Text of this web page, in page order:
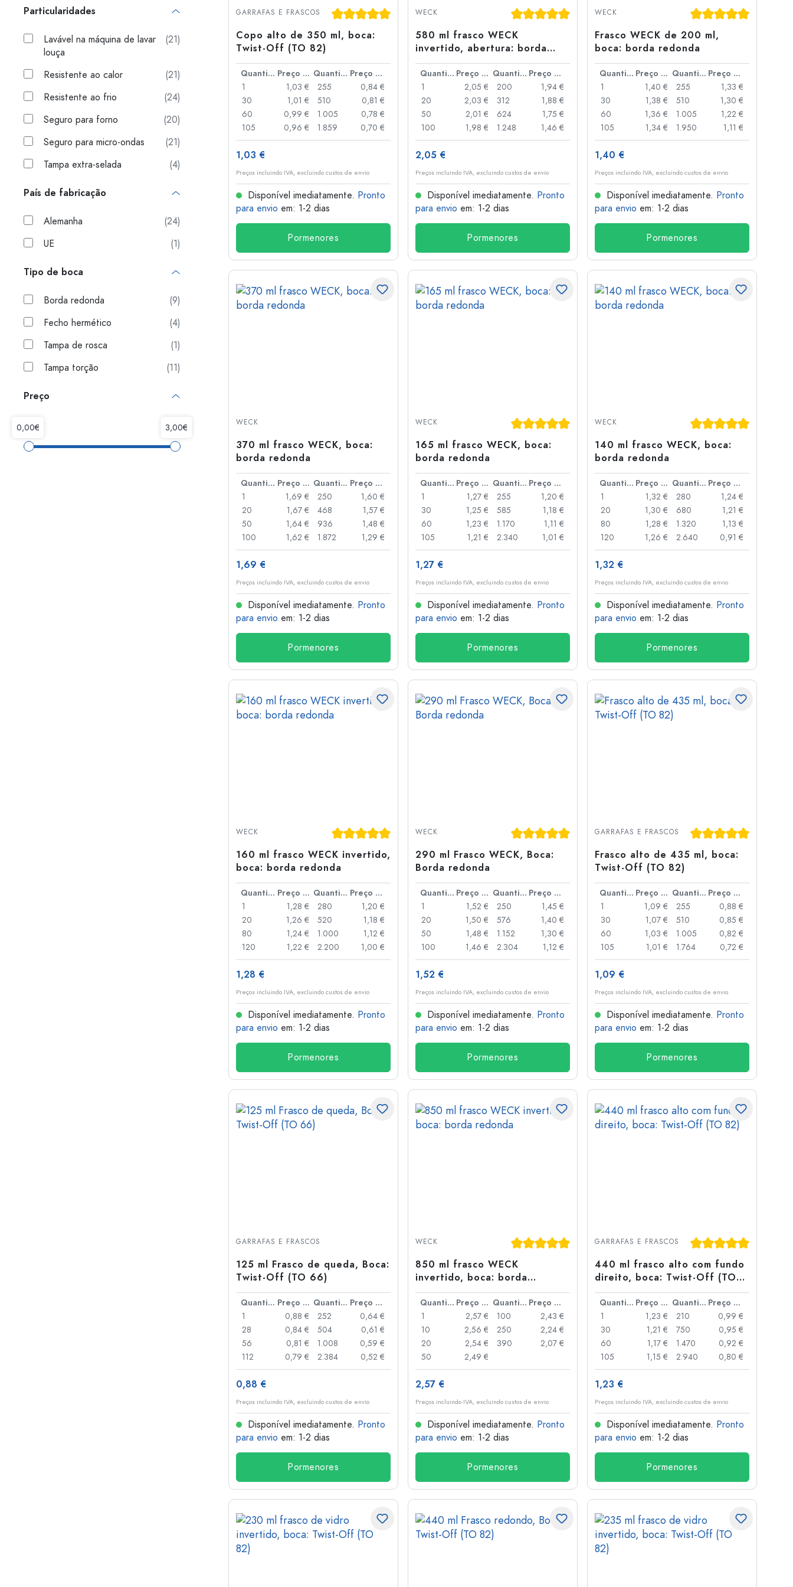
Garrafas de plastico
Garrafas de alumínio
Particularidades
Lavável na máquina de lavar
louça
(21)
Resistente ao calor
(21)
Resistente ao frio
(24)
Seguro para forno
(20)
Seguro para micro-ondas
(21)
Tampa extra-selada
(4)
País de fabricação
Alemanha
(24)
UE
(1)
Tipo de boca
Borda redonda
(9)
Fecho hermético
(4)
Tampa de rosca
(1)
Tampa torção
(11)
Preço
Classificação média de 5 de 5 estrelas
GARRAFAS E FRASCOS
Copo alto de 350 ml, boca:
Twist-Off (TO 82)
Quantidade Preço por peça Quantidade
Preço por peça
1
1,03 €
30
1,01 €
60
0,99 €
105
0,96 €
255
0,84 €
510
0,81 €
1.005
0,78 €
1.859
0,70 €
1,03 €
Preços incluindo IVA, excluindo custos de envio
Disponível imediatamente. Pronto
para envio em: 1-2 dias
Pormenores
Classificação média de 5 de 5 estrelas
WECK
580 ml frasco WECK
invertido, abertura: borda
redonda
Quantidade Preço por peça Quantidade
Preço por peça
1
2,05 €
20
2,03 €
50
2,01 €
100
1,98 €
200
1,94 €
312
1,88 €
624
1,75 €
1.248
1,46 €
2,05 €
Preços incluindo IVA, excluindo custos de envio
Disponível imediatamente. Pronto
para envio em: 1-2 dias
Pormenores
Classificação média
WECK
Frasco WECK de 200 ml,
boca: borda redonda
Quantidade Preço por peça Quantidade
Preço por peça
1
1,40 €
30
1,38 €
60
1,36 €
105
1,34 €
255
1,33 €
510
1,30 €
1.005
1,22 €
1.950
1,11 €
1,40 €
Preços incluindo IVA, excluindo custos de envio
Disponível imediatamente. Pronto
para envio em: 1-2 dias
Pormenores
WECK
370 ml frasco WECK, boca:
borda redonda
Quantidade Preço por peça Quantidade
Preço por peça
1
1,69 €
20
1,67 €
50
1,64 €
100
1,62 €
250
1,60 €
468
1,57 €
936
1,48 €
1.872
1,29 €
1,69 €
Preços incluindo IVA, excluindo custos de envio
Disponível imediatamente. Pronto
para envio em: 1-2 dias
Pormenores
Classificação média de 5 de 5 estrelas
WECK
165 ml frasco WECK, boca:
borda redonda
Quantidade Preço por peça Quantidade
Preço por peça
1
1,27 €
30
1,25 €
60
1,23 €
105
1,21 €
255
1,20 €
585
1,18 €
1.170
1,11 €
2.340
1,01 €
1,27 €
Preços incluindo IVA, excluindo custos de envio
Disponível imediatamente. Pronto
para envio em: 1-2 dias
Pormenores
Classificação média
WECK
140 ml frasco WECK, boca:
borda redonda
Quantidade Preço por peça Quantidade
Preço por peça
1
1,32 €
20
1,30 €
80
1,28 €
120
1,26 €
280
1,24 €
680
1,21 €
1.320
1,13 €
2.640
0,91 €
1,32 €
Preços incluindo IVA, excluindo custos de envio
Disponível imediatamente. Pronto
para envio em: 1-2 dias
Pormenores
Classificação média de 5 de 5 estrelas
WECK
160 ml frasco WECK invertido,
boca: borda redonda
Quantidade Preço por peça Quantidade
Preço por peça
1
1,28 €
20
1,26 €
80
1,24 €
120
1,22 €
280
1,20 €
520
1,18 €
1.000
1,12 €
2.200
1,00 €
1,28 €
Preços incluindo IVA, excluindo custos de envio
Disponível imediatamente. Pronto
para envio em: 1-2 dias
Pormenores
Classificação média de 5 de 5 estrelas
WECK
290 ml Frasco WECK, Boca:
Borda redonda
Quantidade Preço por peça Quantidade
Preço por peça
1
1,52 €
20
1,50 €
50
1,48 €
100
1,46 €
250
1,45 €
576
1,40 €
1.152
1,30 €
2.304
1,12 €
1,52 €
Preços incluindo IVA, excluindo custos de envio
Disponível imediatamente. Pronto
para envio em: 1-2 dias
Pormenores
Classificação média
GARRAFAS E FRASCOS
Frasco alto de 435 ml, boca:
Twist-Off (TO 82)
Quantidade Preço por peça Quantidade
Preço por peça
1
1,09 €
30
1,07 €
60
1,03 €
105
1,01 €
255
0,88 €
510
0,85 €
1.005
0,82 €
1.764
0,72 €
1,09 €
Preços incluindo IVA, excluindo custos de envio
Disponível imediatamente. Pronto
para envio em: 1-2 dias
Pormenores
GARRAFAS E FRASCOS
125 ml Frasco de queda, Boca:
Twist-Off (TO 66)
Quantidade Preço por peça Quantidade
Preço por peça
1
0,88 €
28
0,84 €
56
0,81 €
112
0,79 €
252
0,64 €
504
0,61 €
1.008
0,59 €
2.384
0,52 €
0,88 €
Preços incluindo IVA, excluindo custos de envio
Disponível imediatamente. Pronto
para envio em: 1-2 dias
Pormenores
Classificação média de 5 de 5 estrelas
WECK
850 ml frasco WECK
invertido, boca: borda
redonda
Quantidade Preço por peça Quantidade
Preço por peça
1
2,57 €
10
2,56 €
20
2,54 €
50
2,49 €
100
2,43 €
250
2,24 €
390
2,07 €
2,57 €
Preços incluindo IVA, excluindo custos de envio
Disponível imediatamente. Pronto
para envio em: 1-2 dias
Pormenores
Classificação média
GARRAFAS E FRASCOS
440 ml frasco alto com fundo
direito, boca: Twist-Off (TO
82)
Quantidade Preço por peça Quantidade
Preço por peça
1
1,23 €
30
1,21 €
60
1,17 €
105
1,15 €
210
0,99 €
750
0,95 €
1.470
0,92 €
2.940
0,80 €
1,23 €
Preços incluindo IVA, excluindo custos de envio
Disponível imediatamente. Pronto
para envio em: 1-2 dias
Pormenores